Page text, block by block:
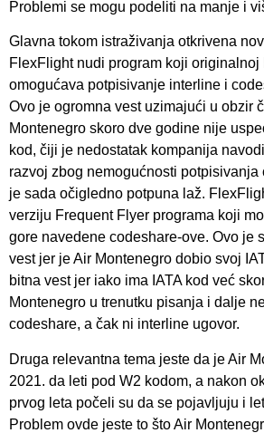
Problemi se mogu podeliti na manje i
Glavna tokom istraživanja otkrivena
FlexFlight nudi program koji originalnoj
omogućava potpisivanje interline i
Ovo je ogromna vest uzimajući u obzir
Montenegro skoro dve godine nije
kod, čiji je nedostatak kompanija
razvoj zbog nemogućnosti potpisivanja
je sada očigledno potpuna laž.
verziju Frequent Flyer programa koji
gore navedene codeshare-ove. Ovo je
vest jer je Air Montenegro dobio svoj
bitna vest jer iako ima IATA kod već
Montenegro u trenutku pisanja i dalje
codeshare, a čak ni interline ugovor.
Druga relevantna tema jeste da je Air
2021. da leti pod W2 kodom, a nakon
prvog leta počeli su da se pojavljuju i
Problem ovde jeste to što Air